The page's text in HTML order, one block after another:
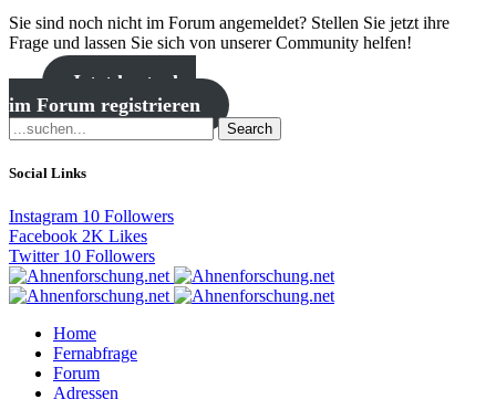
Sie sind noch nicht im Forum angemeldet? Stellen Sie jetzt ihre
Frage und lassen Sie sich von unserer Community helfen!
Jetzt kostenlos
im Forum registrieren
Search
Social Links
Instagram 10 Followers
Facebook 2K Likes
Twitter 10 Followers
Home
Fernabfrage
Forum
Adressen